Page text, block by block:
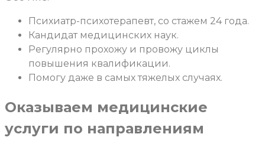
Психиатр-психотерапевт, со стажем 24 года.
Кандидат медицинских наук.
Регулярно прохожу и провожу циклы
повышения квалификации.
Помогу даже в самых тяжелых случаях.
Оказываем медицинские
услуги по направлениям